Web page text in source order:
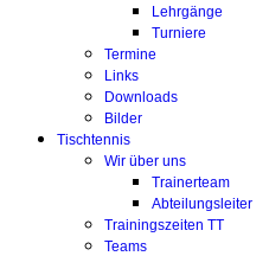
Lehrgänge
Turniere
Termine
Links
Downloads
Bilder
Tischtennis
Wir über uns
Trainerteam
Abteilungsleiter
Trainingszeiten TT
Teams